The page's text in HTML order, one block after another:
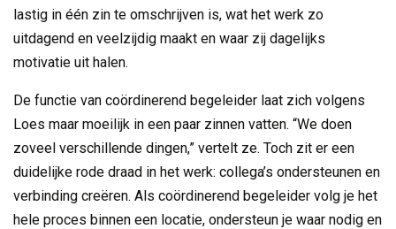
lastig in één zin te omschrijven is, wat het werk zo
uitdagend en veelzijdig maakt en waar zij dagelijks
motivatie uit halen.
De functie van coördinerend begeleider laat zich volgens
Loes maar moeilijk in een paar zinnen vatten. “We doen
zoveel verschillende dingen,” vertelt ze. Toch zit er een
duidelijke rode draad in het werk: collega’s ondersteunen en
verbinding creëren. Als coördinerend begeleider volg je het
hele proces binnen een locatie, ondersteun je waar nodig en